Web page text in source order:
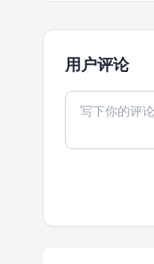
用户评论